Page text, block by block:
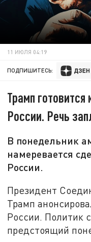
11 ИЮЛЯ 04:19
ПОДПИШИТЕСЬ:
Трамп
России. Речь
В понедельник
намеревается
России.
Президент
Трамп
России. Политик
предстоящий